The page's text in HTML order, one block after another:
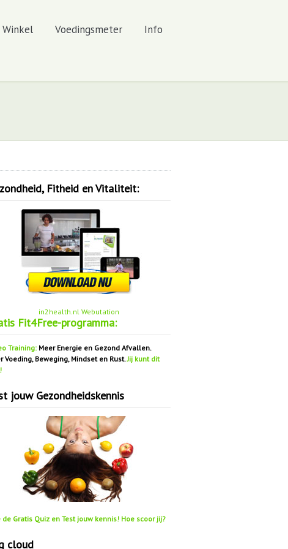
Winkel Voedingsmeter Info
Fitheid en Vitaliteit:
in2health.nl Webutation
Fit4Free-programma:
Training: Meer Energie en Gezond Afvallen.
Voeding, Beweging, Mindset en Rust.Jij kunt dit
jouw Gezondheidskennis
de Gratis Quiz en Test jouw kennis! Hoe scoor jij?
cloud